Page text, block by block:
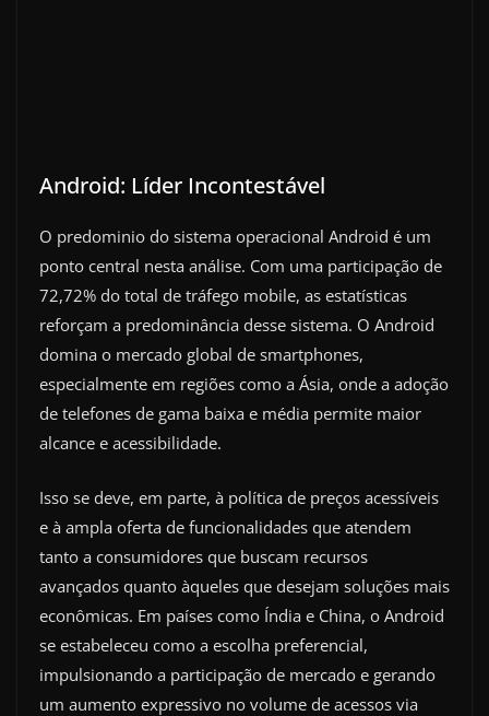
Android: Líder Incontestável
O predominio do sistema operacional Android é um
ponto central nesta análise. Com uma participação de
72,72% do total de tráfego mobile, as estatísticas
reforçam a predominância desse sistema. O Android
domina o mercado global de smartphones,
especialmente em regiões como a Ásia, onde a adoção
de telefones de gama baixa e média permite maior
alcance e acessibilidade.
Isso se deve, em parte, à política de preços acessíveis
e à ampla oferta de funcionalidades que atendem
tanto a consumidores que buscam recursos
avançados quanto àqueles que desejam soluções mais
econômicas. Em países como Índia e China, o Android
se estabeleceu como a escolha preferencial,
impulsionando a participação de mercado e gerando
um aumento expressivo no volume de acessos via